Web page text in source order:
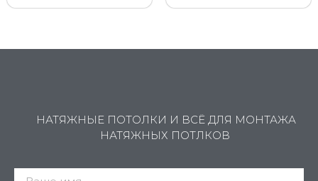
НАТЯЖНЫЕ ПОТОЛКИ И ВСЁ ДЛЯ МОНТАЖА
НАТЯЖНЫХ ПОТЛКОВ